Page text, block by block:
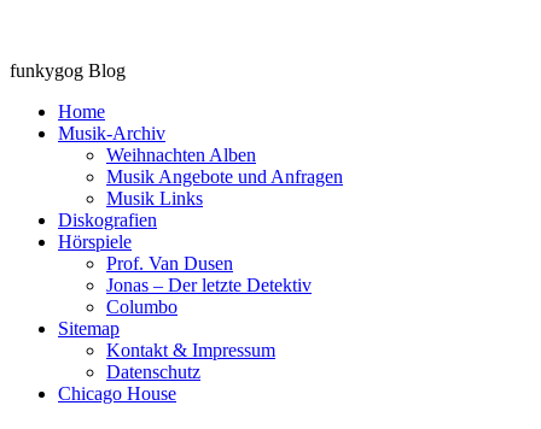
funkygog Blog
Home
Musik-Archiv
Weihnachten Alben
Musik Angebote und Anfragen
Musik Links
Diskografien
Hörspiele
Prof. Van Dusen
Jonas – Der letzte Detektiv
Columbo
Sitemap
Kontakt & Impressum
Datenschutz
Chicago House